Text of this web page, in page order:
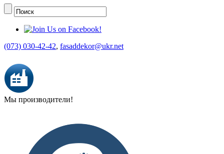
(073) 030-42-42, fasaddekor@ukr.net
Мы производители!